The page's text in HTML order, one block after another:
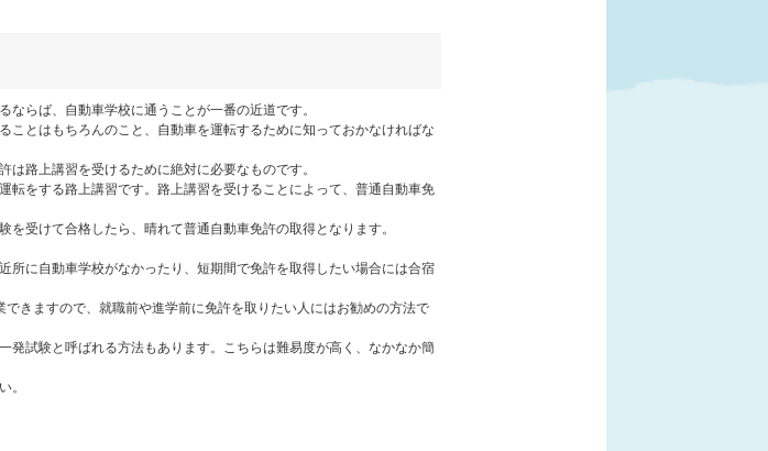
らば、自動車学校に通うことが一番の近道です。
とはもちろんのこと、自動車を運転するために知っておかなければな
路上講習を受けるために絶対に必要なものです。
をする路上講習です。路上講習を受けることによって、普通自動車免
受けて合格したら、晴れて普通自動車免許の取得となります。
所に自動車学校がなかったり、短期間で免許を取得したい場合には合宿
きますので、就職前や進学前に免許を取りたい人にはお勧めの方法で
発試験と呼ばれる方法もあります。こちらは難易度が高く、なかなか簡
。